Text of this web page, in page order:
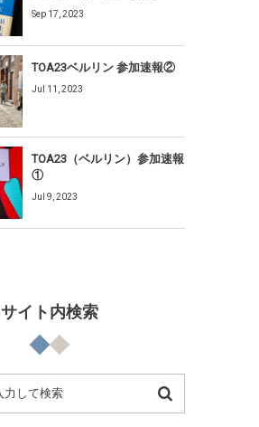
Sep 17, 2023
TOA23ベルリン 参加速報②
Jul 11, 2023
TOA23（ベルリン）参加速報
①
Jul 9, 2023
サイト内検索